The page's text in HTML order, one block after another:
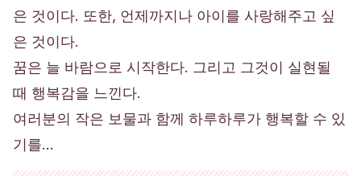
은 것이다. 또한, 언제까지나 아이를 사랑해주고 싶
은 것이다.
꿈은 늘 바람으로 시작한다. 그리고 그것이 실현될
때 행복감을 느낀다.
여러분의 작은 보물과 함께 하루하루가 행복할 수 있
기를…